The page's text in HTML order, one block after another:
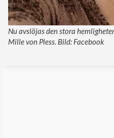
Nu avslöjas den stora
Mille von Pless. Bild: Facebook